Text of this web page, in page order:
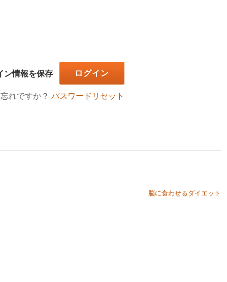
ン情報を保存
れですか？パスワードリセット
脳に食わせるダイエット